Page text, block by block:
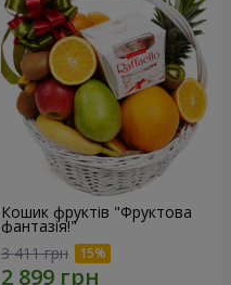
Кошик фруктів "Фруктова
фантазія!"
3 411 грн